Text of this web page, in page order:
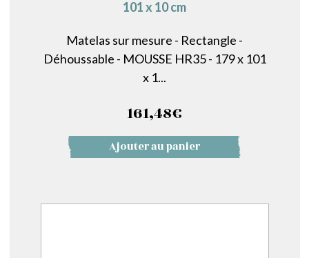
101 x 10 cm
Matelas sur mesure - Rectangle -
Déhoussable - MOUSSE HR35 - 179 x 101
x 1...
161,48€
Ajouter au panier